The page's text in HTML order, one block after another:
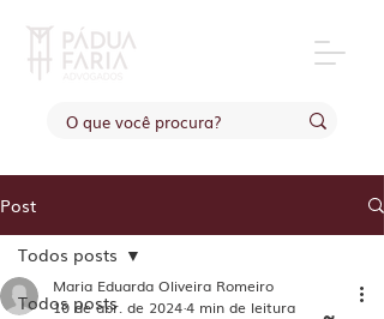
Post
Todos posts
Todos posts
Maria Eduarda Oliveira Romeiro
10 de abr. de 20244 min de leitura